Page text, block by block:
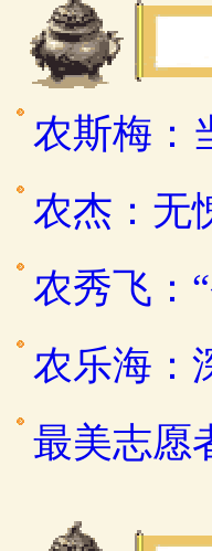
农斯梅：
农杰：无
农秀飞：
农乐海：
最美志愿